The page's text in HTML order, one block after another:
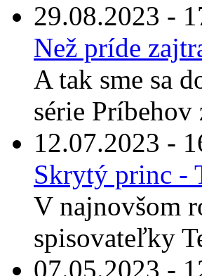
29.08.2023 -
Než príde
A tak sme sa
série Príbehov
12.07.2023 -
Skrytý princ -
V najnovšom
spisovateľky
07.05.2023 -